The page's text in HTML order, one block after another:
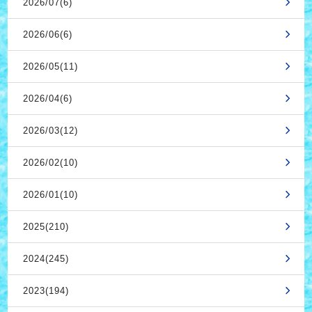
2026/07(6)
2026/06(6)
2026/05(11)
2026/04(6)
2026/03(12)
2026/02(10)
2026/01(10)
2025(210)
2024(245)
2023(194)